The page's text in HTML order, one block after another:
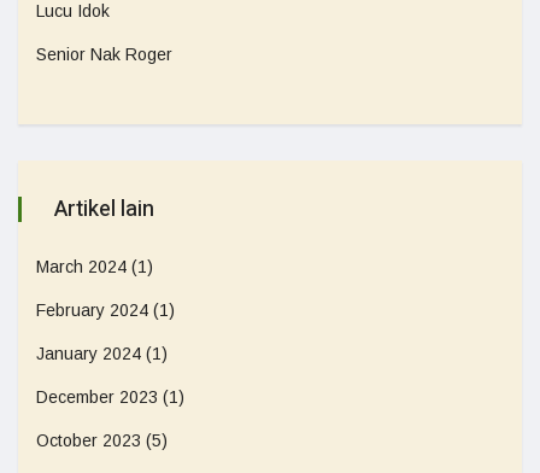
Lucu Idok
Senior Nak Roger
Artikel lain
March 2024 (1)
February 2024 (1)
January 2024 (1)
December 2023 (1)
October 2023 (5)